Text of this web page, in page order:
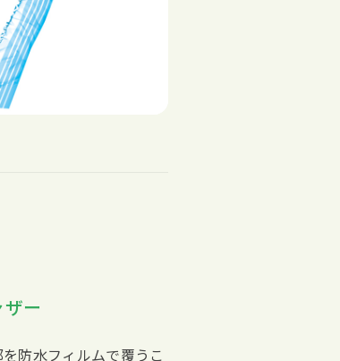
ー
防水フィルムで覆うこ